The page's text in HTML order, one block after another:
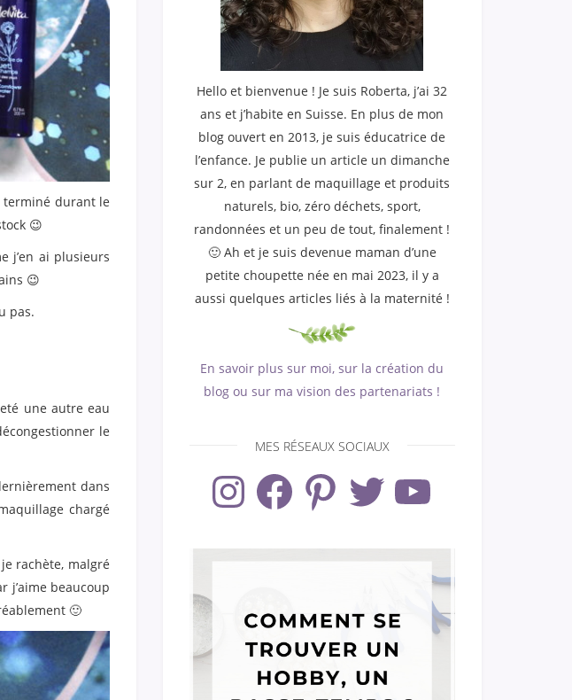
terminé durant le
😉
j’en ai plusieurs
😉
pas.
une autre eau
le
dans
chargé
rachète, malgré
j’aime beaucoup
🙂
Hello et bienvenue ! Je suis Roberta, j’ai 32
ans et j’habite en Suisse. En plus de mon
blog ouvert en 2013, je suis éducatrice de
l’enfance. Je publie un article un dimanche
sur 2, en parlant de maquillage et produits
naturels, bio, zéro déchets, sport,
randonnées et un peu de tout, finalement !
🙂 Ah et je suis devenue maman d’une
petite choupette née en mai 2023, il y a
aussi quelques articles liés à la maternité !
En savoir plus sur moi, sur la création du
blog ou sur ma vision des partenariats !
MES RÉSEAUX SOCIAUX
InstagramFacebook PinterestTwitter YouTube